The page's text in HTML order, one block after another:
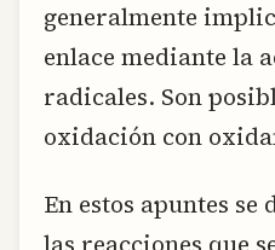
generalmente
enlace mediante la
radicales. Son
oxidación con
En estos apuntes